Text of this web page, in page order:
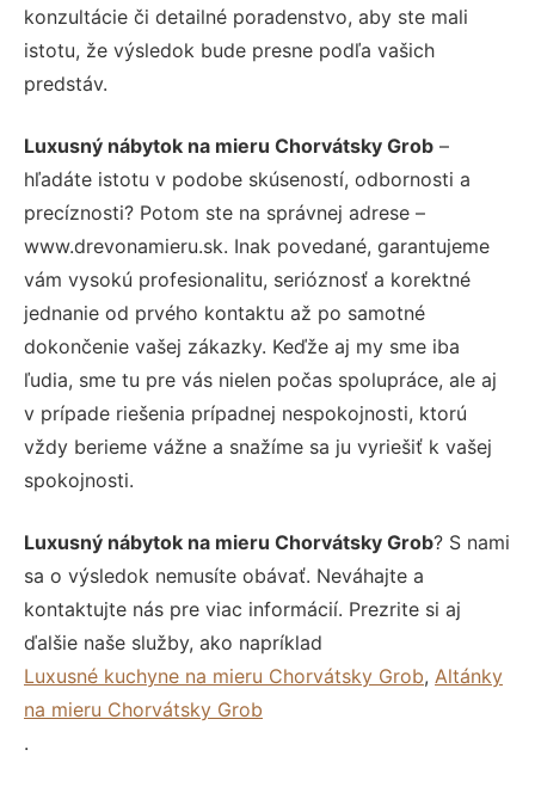
konzultácie či detailné poradenstvo, aby ste mali
istotu, že výsledok bude presne podľa vašich
predstáv.
Luxusný nábytok na mieru Chorvátsky Grob –
hľadáte istotu v podobe skúseností, odbornosti a
precíznosti? Potom ste na správnej adrese –
www.drevonamieru.sk. Inak povedané, garantujeme
vám vysokú profesionalitu, serióznosť a korektné
jednanie od prvého kontaktu až po samotné
dokončenie vašej zákazky. Keďže aj my sme iba
ľudia, sme tu pre vás nielen počas spolupráce, ale aj
v prípade riešenia prípadnej nespokojnosti, ktorú
vždy berieme vážne a snažíme sa ju vyriešiť k vašej
spokojnosti.
Luxusný nábytok na mieru Chorvátsky Grob? S nami
sa o výsledok nemusíte obávať. Neváhajte a
kontaktujte nás pre viac informácií. Prezrite si aj
ďalšie naše služby, ako napríklad
Luxusné kuchyne na mieru Chorvátsky Grob, Altánky
na mieru Chorvátsky Grob
.